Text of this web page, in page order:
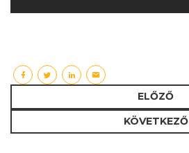
ELŐZŐ
KÖVETKEZŐ